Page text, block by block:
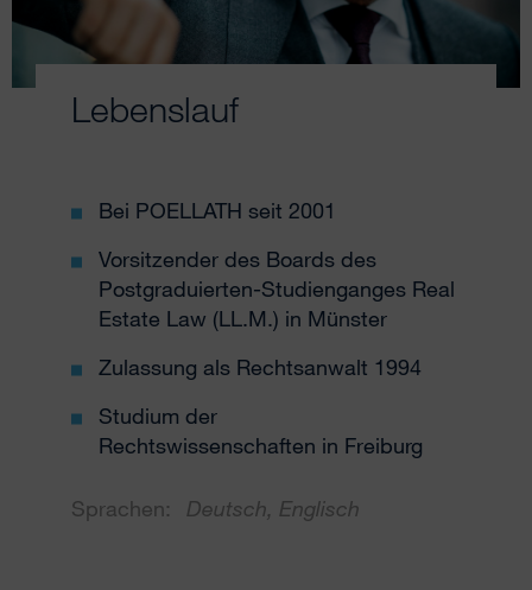
Lebenslauf
Bei POELLATH seit 2001
Vorsitzender des Boards des
Postgraduierten-Studienganges Real
Estate Law (LL.M.) in Münster
Zulassung als Rechtsanwalt 1994
Studium der
Rechtswissenschaften in Freiburg
Sprachen: Deutsch, Englisch